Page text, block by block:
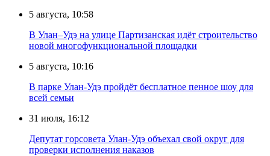
5 августа, 10:58
В Улан–Удэ на улице Партизанская идёт строительство
новой многофункциональной площадки
5 августа, 10:16
В парке Улан-Удэ пройдёт бесплатное пенное шоу для
всей семьи
31 июля, 16:12
Депутат горсовета Улан-Удэ объехал свой округ для
проверки исполнения наказов